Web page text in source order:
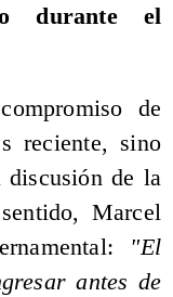
durante el
de
reciente, sino
discusión de la
Marcel
"El
antes de